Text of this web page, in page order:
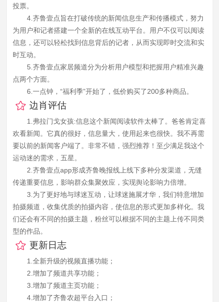
投票。
4.齐鲁壹点旨在打破传统的新闻信息生产和传播模式，努力
为用户和记者搭建一个全新的在线互动平台。用户不仅可以阅读
信息，还可以轻松找到信息背后的记者，从而实现即时交流和实
时互动。
5.齐鲁壹点家居频道分为分析用户模型和把握用户精准兴趣
点两个方面。
6.一点钟，“福利季”开始了，低价购买了200多种商品。
边肖评估
1.弗拉门戈女孩:信息这个新闻阅读软件太棒了。爸爸肯定喜
欢看新闻。它真的很好，信息量大，使用起来也很快。我不再需
要以前的新闻客户端了。非常不错，强烈推荐！至少满足我这个
运动迷的需求，五星。
2.齐鲁壹点app形成齐鲁晚报线上线下多种分发渠道，无缝
传递重要信息，影响群众集聚效应，实现舆论影响力倍增。
3.为了更好地与球迷互动，让球迷施展才华，我们特意增加
拍摄频道，收集优质的拍摄内容，使信息的形式更加多样化。我
们还会有不同的拍摄主题，粉丝可以根据不同的主题上传不同类
型的作品。
更新日志
1.全新升级的视频直播功能；
2.增加了频道共享功能；
3.增加了频道主页功能；
4.增加了齐鲁农超平台入口；